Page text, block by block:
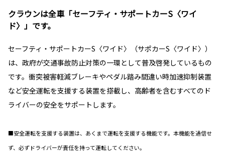
クラウンは全車「セーフティ・サポートカーS〈ワイ
ド〉」です。
セーフティ・サポートカーS〈ワイド〉（サポカーS〈ワイド〉）
は、政府が交通事故防止対策の一環として普及啓発しているもの
です。衝突被害軽減ブレーキやペダル踏み間違い時加速抑制装置
など安全運転を支援する装置を搭載し、高齢者を含むすべてのド
ライバーの安全をサポートします。
■安全運転を支援する装置は、あくまで運転を支援する機能です。本機能を過信せ
ず、必ずドライバーが責任を持って運転してください。